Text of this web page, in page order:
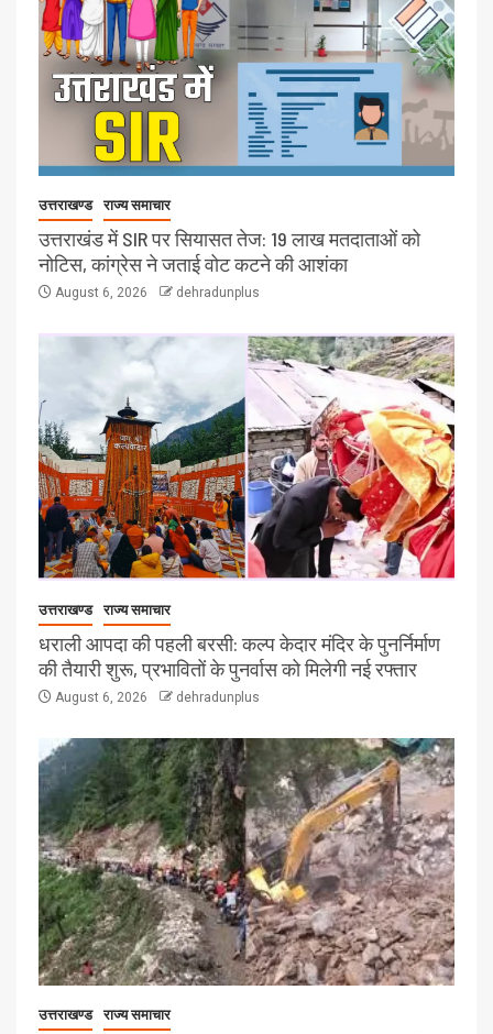
उत्तराखण्ड राज्य समाचार
उत्तराखंड में SIR पर सियासत तेज: 19 लाख मतदाताओं को
नोटिस, कांग्रेस ने जताई वोट कटने की आशंका
August 6, 2026 dehradunplus
उत्तराखण्ड राज्य समाचार
धराली आपदा की पहली बरसी: कल्प केदार मंदिर के पुनर्निर्माण
की तैयारी शुरू, प्रभावितों के पुनर्वास को मिलेगी नई रफ्तार
August 6, 2026 dehradunplus
उत्तराखण्ड राज्य समाचार